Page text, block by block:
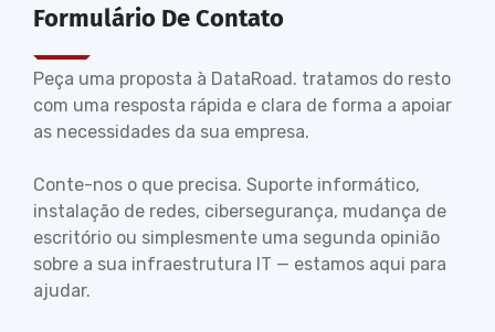
Formulário De Contato
Peça uma proposta à DataRoad. tratamos do resto
com uma resposta rápida e clara de forma a apoiar
as necessidades da sua empresa.
Conte-nos o que precisa. Suporte informático,
instalação de redes, cibersegurança, mudança de
escritório ou simplesmente uma segunda opinião
sobre a sua infraestrutura IT — estamos aqui para
ajudar.